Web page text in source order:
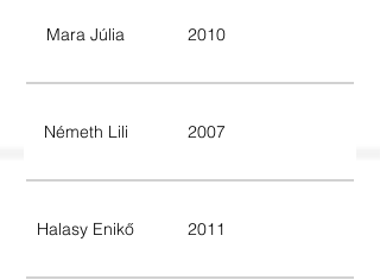
Mara Júlia 2010
Németh Lili 2007
Halasy Enikő 2011